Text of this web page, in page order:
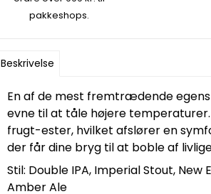
pakkeshops.
Beskrivelse
En af de mest fremtrædende
evne til at tåle højere
frugt-ester, hvilket afslører en
der får dine bryg til at boble af
Stil: Double IPA, Imperial Stout, New
Amber Ale